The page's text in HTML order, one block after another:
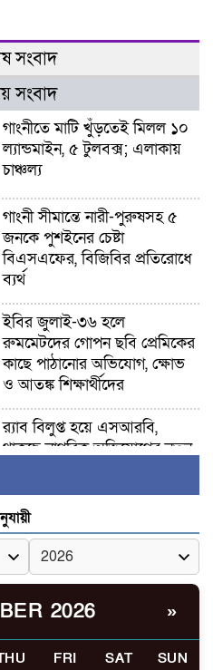
সংবাদ
সংবাদ
গাংনীতে মাটি খুঁড়তেই মিলল ১০
ল্যান্ডমাইন, ৫ টুলবক্স; এলাকায়
চাঞ্চল্য
গাংনী সীমান্তে নারী-পুরুষসহ ৫
জনকে পুশইনের চেষ্টা
বিএসএফের, বিজিবির প্রতিরোধে
ব্যর্থ
ইবির জুলাই-৩৬ হলে
রুমমেটদের গোপন ছবি প্রেমিকের
কাছে পাঠানোর অভিযোগ, ক্ষোভ
ও আতঙ্ক শিক্ষার্থীদের
র‍্যাব বিলুপ্ত হয়ে এসআরবি,
থাকছে নাগরিক অভিযোগের নতুন
খোকসায় বিএনপি নেতা নাফিজ
আহমেদ রাজুর ওপর সশস্ত্র হামলা,
গুরুতর আহত
সাঈদীর ছবিতে জুতা
আমির হামজা
2026 »
FRI SAT SUN